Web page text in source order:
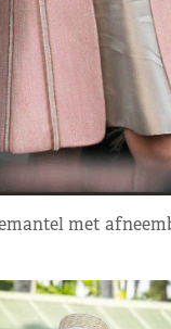
met